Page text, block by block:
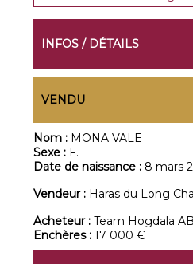
INFOS / DÉTAILS
VENDU
Nom : MONA VALE
Sexe : F.
Date de naissance : 8 mars
Vendeur : Haras du Long
Acheteur :Team Hogdala AB
Enchères :17 000 €